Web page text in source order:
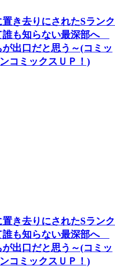
き去りにされたSランク
誰も知らない最深部へ
出口だと思う～(コミッ
コミックスＵＰ！)
き去りにされたSランク
誰も知らない最深部へ
出口だと思う～(コミッ
コミックスＵＰ！)